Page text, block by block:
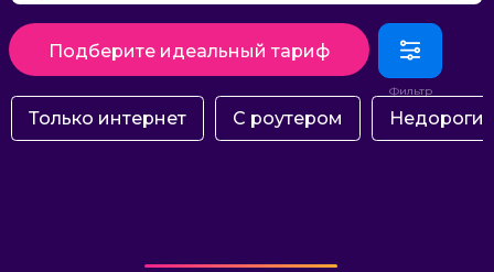
Подберите идеальный тариф
Только интернет С роутером Недорогие